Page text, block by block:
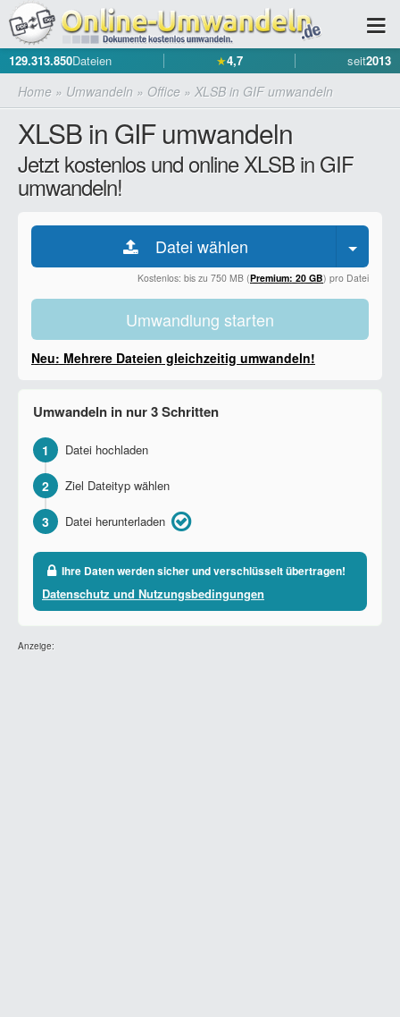
129.313.850Dateien ★4,7 seit2013
Home » Umwandeln » Office » XLSB in GIF umwandeln
XLSB in GIF umwandeln
Jetzt kostenlos und online XLSB in GIF
umwandeln!
Datei wählen
Kostenlos: bis zu 750 MB (Premium: 20 GB) pro Datei
Umwandlung starten
Neu: Mehrere Dateien gleichzeitig umwandeln!
Umwandeln in nur 3 Schritten
1 Datei hochladen
2 Ziel Dateityp wählen
3 Datei herunterladen
Ihre Daten werden sicher und verschlüsselt übertragen!
Datenschutz und Nutzungsbedingungen
Anzeige: